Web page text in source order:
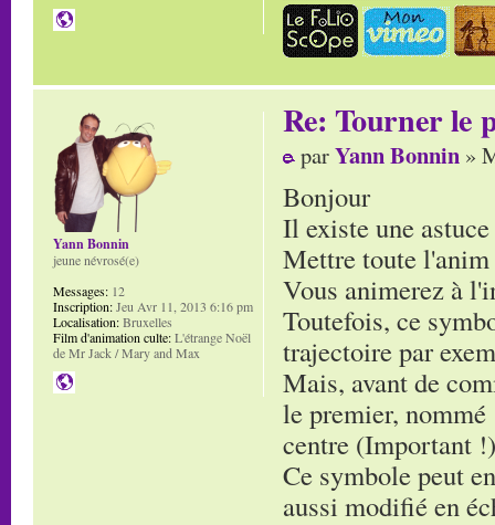
Re: Tourner le
parYann Bonnin »
Bonjour
Il existe une
Mettre toute l'anim
Vous animerez à
Toutefois, ce
trajectoire par
Mais, avant de
le premier,
centre (Important
Ce symbole peut
aussi modifié en
Yann Bonnin
jeune névrosé(e)
Messages: 12
Inscription:Jeu Avr 11, 2013 6:16 pm
Localisation:Bruxelles
Film d'animation culte:L'étrange Noël
de Mr Jack / Mary and Max